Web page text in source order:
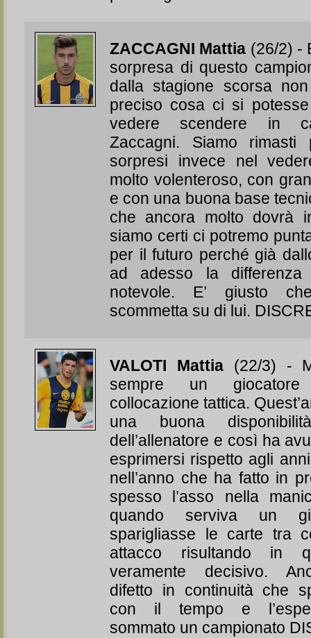
ZACCAGNI Mattia (26/2) -
sorpresa di questo
dalla stagione scorsa
preciso cosa ci si
vedere scendere in
Zaccagni. Siamo rimasti
sorpresi invece nel
molto volenteroso, con
e con una buona base
che ancora molto dovrà
siamo certi ci potremo
per il futuro perché già
ad adesso la differenza
notevole. E’ giusto
scommetta su di lui.
VALOTI Mattia(22/3) -
sempre un
collocazione tattica.
una buona
dell’allenatore e così ha
esprimersi rispetto agli
nell’anno che ha fatto in
spesso l’asso nella
quando serviva un
sparigliasse le carte tra
attacco risultando in
veramente decisivo.
difetto in continuità che
con il tempo e
sommato un campionato